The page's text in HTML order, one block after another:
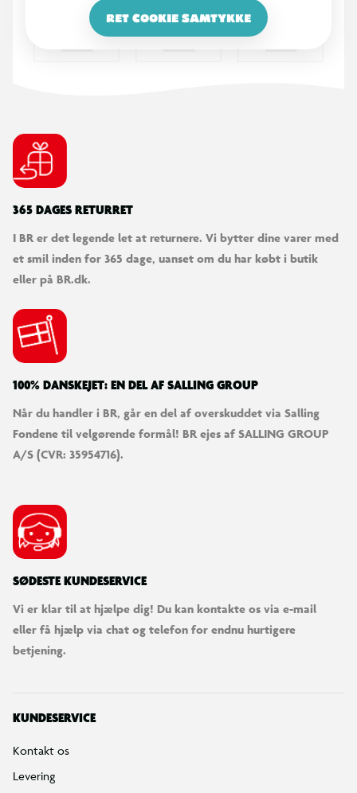
RET COOKIE SAMTYKKE
365 DAGES RETURRET
I BR er det legende let at returnere. Vi bytter dine varer med
et smil inden for 365 dage, uanset om du har købt i butik
eller på BR.dk.
100% DANSKEJET: EN DEL AF SALLING GROUP
Når du handler i BR, går en del af overskuddet via Salling
Fondene til velgørende formål! BR ejes af SALLING GROUP
A/S (CVR: 35954716).
SØDESTE KUNDESERVICE
Vi er klar til at hjælpe dig! Du kan kontakte os via e-mail
eller få hjælp via chat og telefon for endnu hurtigere
betjening.
KUNDESERVICE
Kontakt os
Levering